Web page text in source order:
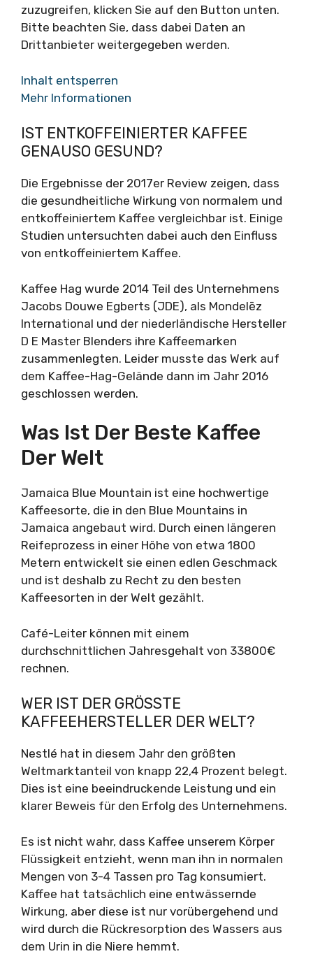
zuzugreifen, klicken Sie auf den Button unten.
Bitte beachten Sie, dass dabei Daten an
Drittanbieter weitergegeben werden.
Inhalt entsperren
Mehr Informationen
IST ENTKOFFEINIERTER KAFFEE
GENAUSO GESUND?
Die Ergebnisse der 2017er Review zeigen, dass
die gesundheitliche Wirkung von normalem und
entkoffeiniertem Kaffee vergleichbar ist. Einige
Studien untersuchten dabei auch den Einfluss
von entkoffeiniertem Kaffee.
Kaffee Hag wurde 2014 Teil des Unternehmens
Jacobs Douwe Egberts (JDE), als Mondelēz
International und der niederländische Hersteller
D E Master Blenders ihre Kaffeemarken
zusammenlegten. Leider musste das Werk auf
dem Kaffee-Hag-Gelände dann im Jahr 2016
geschlossen werden.
Was Ist Der Beste Kaffee
Der Welt
Jamaica Blue Mountain ist eine hochwertige
Kaffeesorte, die in den Blue Mountains in
Jamaica angebaut wird. Durch einen längeren
Reifeprozess in einer Höhe von etwa 1800
Metern entwickelt sie einen edlen Geschmack
und ist deshalb zu Recht zu den besten
Kaffeesorten in der Welt gezählt.
Café-Leiter können mit einem
durchschnittlichen Jahresgehalt von 33800€
rechnen.
WER IST DER GRÖSSTE K
AFFEEHERSTELLER DER WELT?
Nestlé hat in diesem Jahr den größten
Weltmarktanteil von knapp 22,4 Prozent belegt.
Dies ist eine beeindruckende Leistung und ein
klarer Beweis für den Erfolg des Unternehmens.
Es ist nicht wahr, dass Kaffee unserem Körper
Flüssigkeit entzieht, wenn man ihn in normalen
Mengen von 3-4 Tassen pro Tag konsumiert.
Kaffee hat tatsächlich eine entwässernde
Wirkung, aber diese ist nur vorübergehend und
wird durch die Rückresorption des Wassers aus
dem Urin in die Niere hemmt.